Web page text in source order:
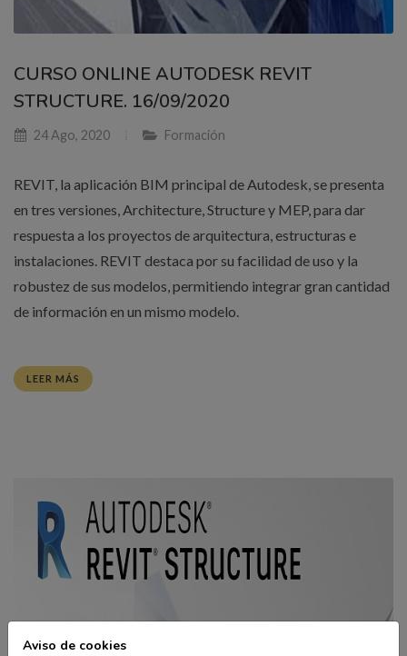
CURSO ONLINE AUTODESK REVIT
STRUCTURE. 16/09/2020
24 Ago, 2020 Formación
REVIT, la aplicación BIM principal de Autodesk, se presenta
en tres versiones, Architecture, Structure y MEP, para dar
respuesta a los proyectos de arquitectura, estructuras e
instalaciones. REVIT destaca por su facilidad de uso y la
robustez de sus modelos, permitiendo integrar gran cantidad
de información en un mismo modelo.
LEER MÁS
Aviso de cookies